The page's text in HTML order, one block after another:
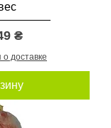
₴
доставке